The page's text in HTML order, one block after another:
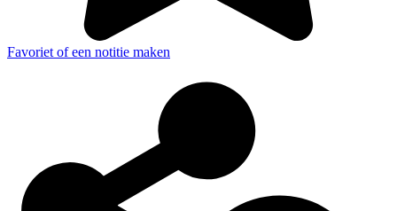
Favoriet of een notitie maken